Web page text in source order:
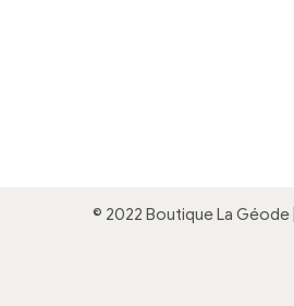
© 2022 Boutique La Géode |